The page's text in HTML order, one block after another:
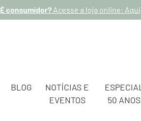
É consumidor?Acesse a loja online: Aqui
BLOG
NOTÍCIAS E
EVENTOS
ESPECIAL
50 ANOS